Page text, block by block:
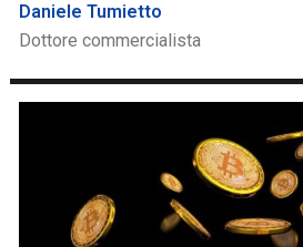
Daniele Tumietto
Dottore commercialista